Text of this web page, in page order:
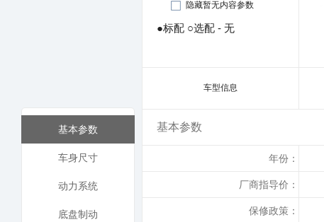
隐藏暂无内容参数
●标配 ○选配 - 无
车型信息
基本参数
年份：
厂商指导价：
保修政策：
基本参数
车身尺寸
动力系统
底盘制动